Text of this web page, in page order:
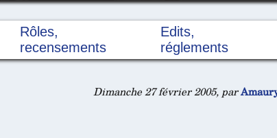
Rôles,
recensements
Edits,
réglements
Dimanche 27 février 2005, par